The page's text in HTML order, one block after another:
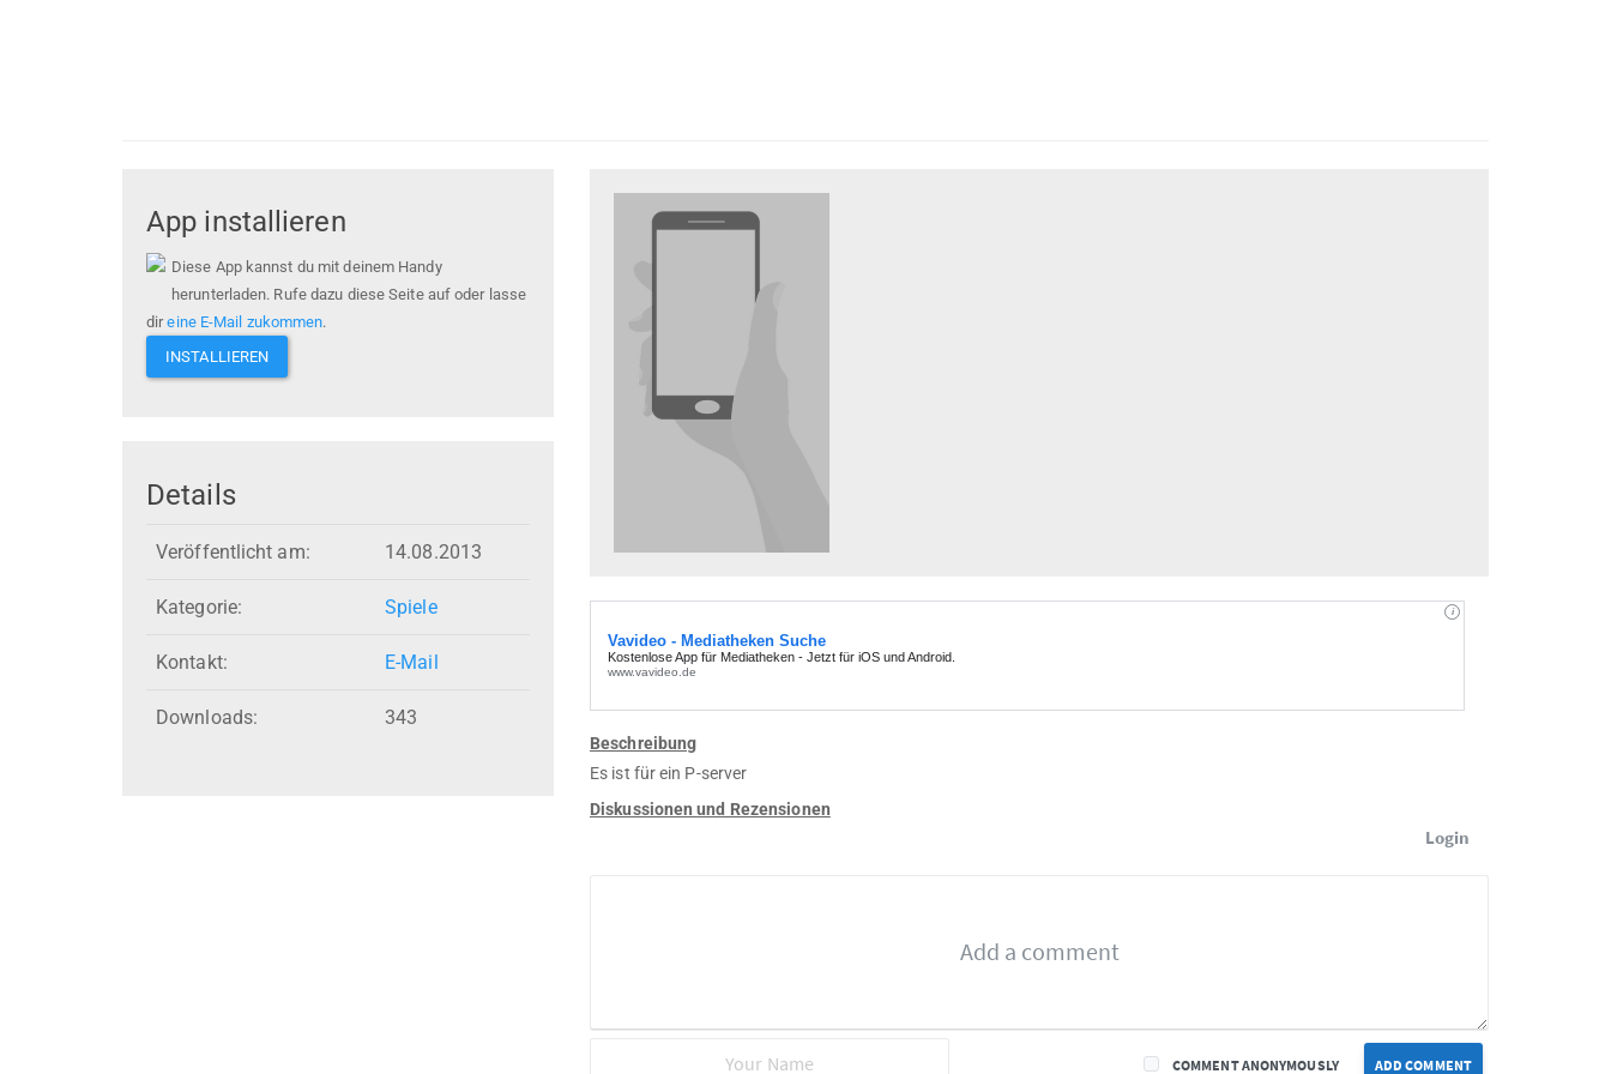
App installieren
Diese App kannst du mit deinem Handy
herunterladen. Rufe dazu diese Seite auf oder lasse
direine E-Mail zukommen.
INSTALLIEREN
Details
Veröffentlicht am: 14.08.2013
Kategorie: Spiele
Kontakt: E-Mail
Downloads: 343
Beschreibung
Es ist für ein P-server
Diskussionen und Rezensionen
Login
ADD COMMENT
COMMENT ANONYMOUSLY